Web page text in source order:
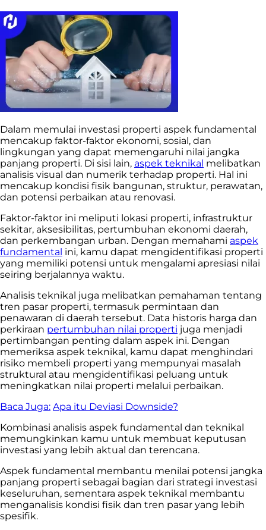
Dalam memulai investasi properti aspek fundamental
mencakup faktor-faktor ekonomi, sosial, dan
lingkungan yang dapat memengaruhi nilai jangka
panjang properti. Di sisi lain, aspek teknikal melibatkan
analisis visual dan numerik terhadap properti. Hal ini
mencakup kondisi fisik bangunan, struktur, perawatan,
dan potensi perbaikan atau renovasi.
Faktor-faktor ini meliputi lokasi properti, infrastruktur
sekitar, aksesibilitas, pertumbuhan ekonomi daerah,
dan perkembangan urban. Dengan memahami aspek
fundamental ini, kamu dapat mengidentifikasi properti
yang memiliki potensi untuk mengalami apresiasi nilai
seiring berjalannya waktu.
Analisis teknikal juga melibatkan pemahaman tentang
tren pasar properti, termasuk permintaan dan
penawaran di daerah tersebut. Data historis harga dan
perkiraan pertumbuhan nilai properti juga menjadi
pertimbangan penting dalam aspek ini. Dengan
memeriksa aspek teknikal, kamu dapat menghindari
risiko membeli properti yang mempunyai masalah
struktural atau mengidentifikasi peluang untuk
meningkatkan nilai properti melalui perbaikan.
Baca Juga: Apa itu Deviasi Downside?
Kombinasi analisis aspek fundamental dan teknikal
memungkinkan kamu untuk membuat keputusan
investasi yang lebih aktual dan terencana.
Aspek fundamental membantu menilai potensi jangka
panjang properti sebagai bagian dari strategi investasi
keseluruhan, sementara aspek teknikal membantu
menganalisis kondisi fisik dan tren pasar yang lebih
spesifik.